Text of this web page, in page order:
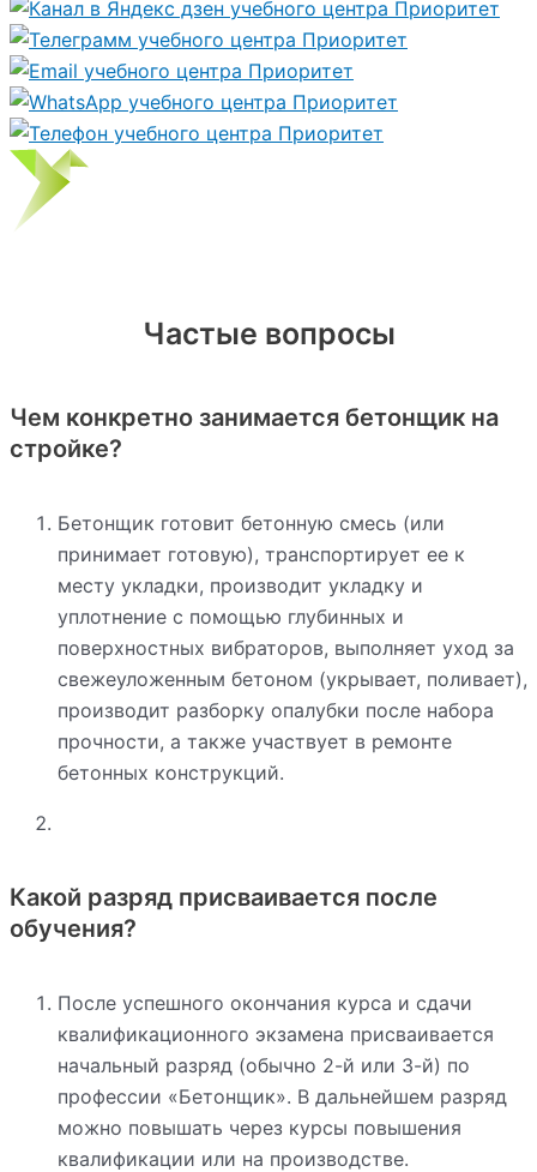
Частые вопросы
Чем конкретно занимается бетонщик на
стройке?
Бетонщик готовит бетонную смесь (или
принимает готовую), транспортирует ее к
месту укладки, производит укладку и
уплотнение с помощью глубинных и
поверхностных вибраторов, выполняет уход за
свежеуложенным бетоном (укрывает, поливает),
производит разборку опалубки после набора
прочности, а также участвует в ремонте
бетонных конструкций.
Какой разряд присваивается после
обучения?
После успешного окончания курса и сдачи
квалификационного экзамена присваивается
начальный разряд (обычно 2-й или 3-й) по
профессии «Бетонщик». В дальнейшем разряд
можно повышать через курсы повышения
квалификации или на производстве.